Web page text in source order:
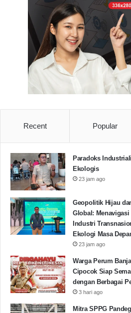
Dalam waktu yang Sama Vikry
Perwakilan kelompok
banyak kepada Masyarakat
menyambut dengan senyuman
jika apa yang didiberikan oleh
Desa Kurang maksimal.(Dik/
KKM 2021 Uniba
KKM Uniba
Recent Popular
Paradoks
Ekologis
23 jam ago
Geopolitik Hijau
Global:
Industri
Ekologi Masa
23 jam ago
Warga Perum
Cipocok Siap
dengan Berbagai
3 hari ago
Mitra SPPG